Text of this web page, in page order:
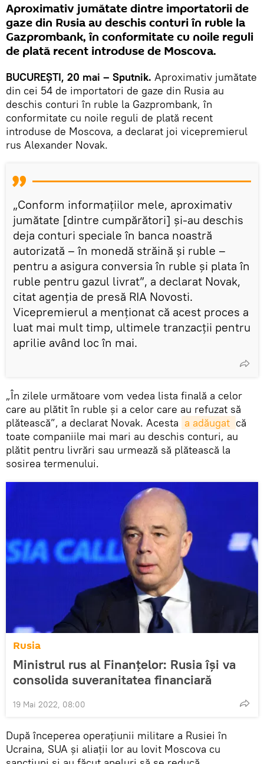
Aproximativ jumătate dintre importatorii de
gaze din Rusia au deschis conturi în ruble la
Gazprombank, în conformitate cu noile reguli
de plată recent introduse de Moscova.
BUCUREŞTI, 20 mai – Sputnik. Aproximativ jumătate
din cei 54 de importatori de gaze din Rusia au
deschis conturi în ruble la Gazprombank, în
conformitate cu noile reguli de plată recent
introduse de Moscova, a declarat joi vicepremierul
rus Alexander Novak.
„Conform informațiilor mele, aproximativ
jumătate [dintre cumpărători] şi-au deschis
deja conturi speciale în banca noastră
autorizată – în monedă străină și ruble –
pentru a asigura conversia în ruble și plata în
ruble pentru gazul livrat”, a declarat Novak,
citat agenția de presă RIA Novosti.
Vicepremierul a menționat că acest proces a
luat mai mult timp, ultimele tranzacţii pentru
aprilie având loc în mai.
„În zilele următoare vom vedea lista finală a celor
care au plătit în ruble și a celor care au refuzat să
plătească”, a declarat Novak. Acesta a adăugat că
toate companiile mai mari au deschis conturi, au
plătit pentru livrări sau urmează să plătească la
sosirea termenului.
Rusia
Ministrul rus al Finanţelor: Rusia îşi va
consolida suveranitatea financiară
19 Mai 2022, 08:00
După începerea operațiunii militare a Rusiei în
Ucraina, SUA și aliații lor au lovit Moscova cu